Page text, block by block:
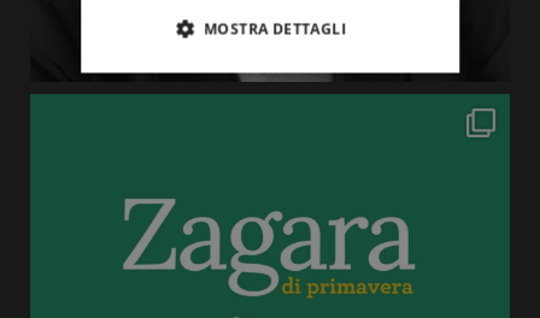
MOSTRA DETTAGLI